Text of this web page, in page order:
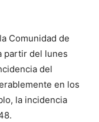
Comunidad de
partir del lunes
del
en los
la incidencia